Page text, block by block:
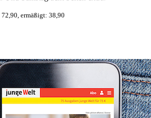
ermäßigt: 38,90